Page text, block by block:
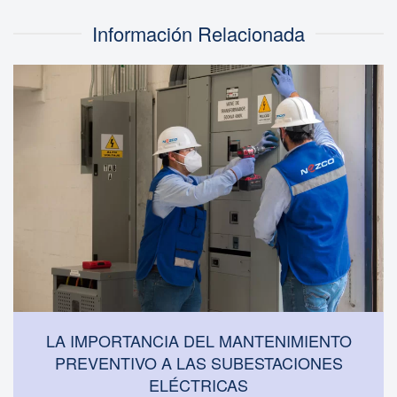
Información Relacionada
LA IMPORTANCIA DEL MANTENIMIENTO
PREVENTIVO A LAS SUBESTACIONES
ELÉCTRICAS